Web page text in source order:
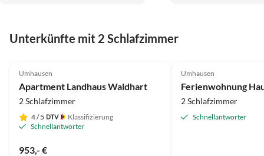
Unterkünfte mit 2 Schlafzimmer
Umhausen
Apartment Landhaus Waldhart
2 Schlafzimmer
4/ 5
Klassifizierung
Schnellantworter
953,- €
Umhausen
Ferienwohnung
2 Schlafzimmer
Schnellantworter